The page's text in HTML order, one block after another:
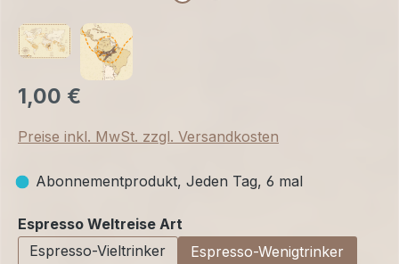
1,00 €
Preise inkl. MwSt. zzgl. Versandkosten
Abonnementprodukt, Jeden Tag, 6 mal
Espresso Weltreise Art
Espresso-Vieltrinker
Espresso-Wenigtrinker